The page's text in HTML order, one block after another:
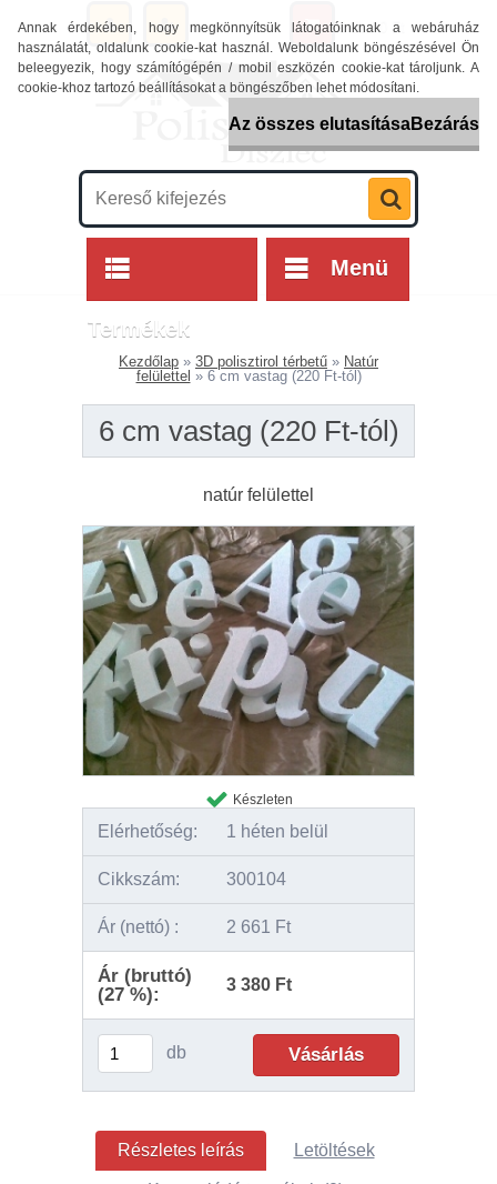
Annak érdekében, hogy megkönnyítsük látogatóinknak a webáruház
használatát, oldalunk cookie-kat használ. Weboldalunk böngészésével Ön
beleegyezik, hogy számítógépén / mobil eszközén cookie-kat tároljunk. A
cookie-khoz tartozó beállításokat a böngészőben lehet módosítani.
Az összes elutasításaBezárás
0 db / 0 Ft
Termékek
Menü
Kezdőlap » 3D polisztirol térbetű » Natúr
felülettel » 6 cm vastag (220 Ft-tól)
6 cm vastag (220 Ft-tól)
natúr felülettel
Készleten
Elérhetőség: 1 héten belül
Cikkszám: 300104
Ár (nettó) : 2 661 Ft
Ár (bruttó)
(27 %):
3 380 Ft
db
Részletes leírás Letöltések